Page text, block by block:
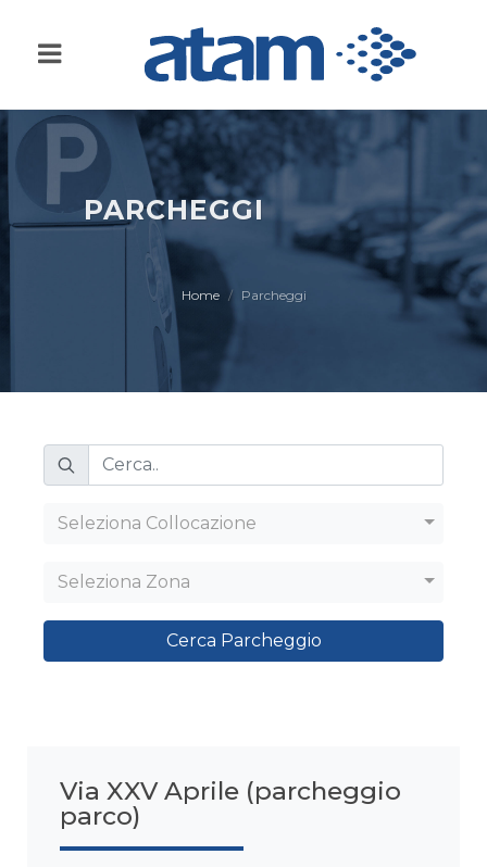
PARCHEGGI
Home Parcheggi
Seleziona Collocazione
Seleziona Zona
Cerca Parcheggio
Via XXV Aprile (parcheggio
parco)